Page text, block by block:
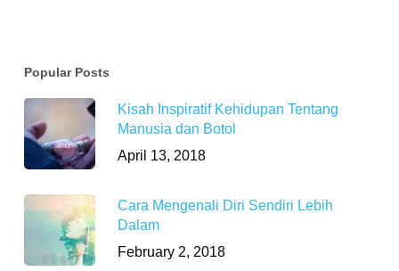
Popular Posts
Kisah Inspiratif Kehidupan Tentang
Manusia dan Botol
April 13, 2018
Cara Mengenali Diri Sendiri Lebih
Dalam
February 2, 2018